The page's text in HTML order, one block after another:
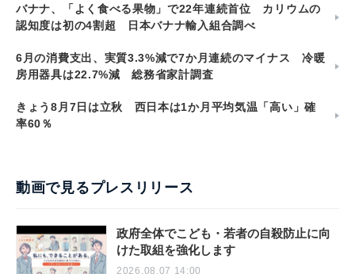
バナナ、「よく食べる果物」で22年連続首位 カリウムの
認知度は初の4割超 日本バナナ輸入組合調べ
6月の消費支出、実質3.3%減で7か月連続のマイナス 冷暖
房用器具は22.7%減 総務省家計調査
きょう8月7日は立秋 西日本は1か月平均気温「高い」確
率60％
動画で見るプレスリリース
政府全体でこども・若者の自殺防止に向
けた取組を強化します
2026.08.07 14:00